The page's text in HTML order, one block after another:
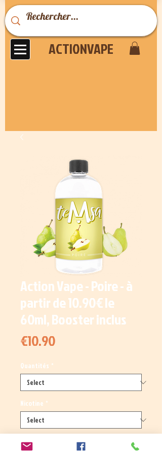
ACTIONVAPE
Action Vape - Poire - à
partir de 10.90€ le
60ml, Booster inclus
€10.90Price
Quantités *
Nicotine *
Quantity